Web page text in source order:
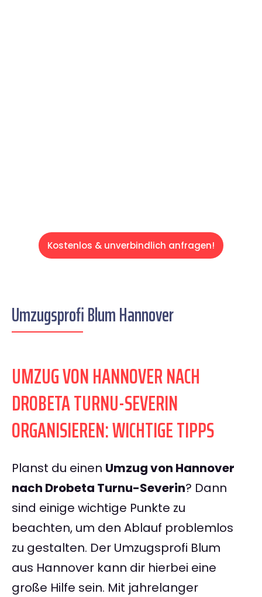
Kostenlos & unverbindlich anfragen!
Umzugsprofi Blum Hannover
UMZUG VON HANNOVER NACH
DROBETA TURNU-SEVERIN
ORGANISIEREN: WICHTIGE TIPPS
Planst du einen Umzug von Hannover
nach Drobeta Turnu-Severin? Dann
sind einige wichtige Punkte zu
beachten, um den Ablauf problemlos
zu gestalten. Der Umzugsprofi Blum
aus Hannover kann dir hierbei eine
große Hilfe sein. Mit jahrelanger